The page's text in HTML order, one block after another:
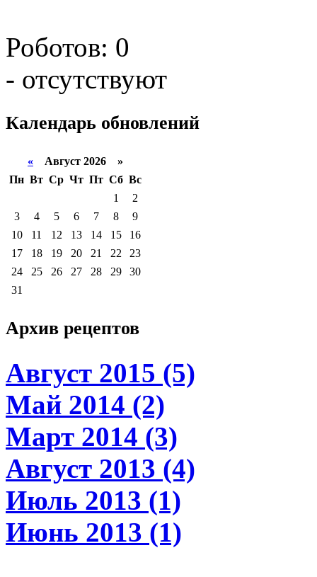
Роботов: 0
- отсутствуют
Календарь обновлений
« Август 2026 »
Пн Вт Ср Чт Пт Сб Вс
1
2
3
4 5 6 7 8
9
10
11 12 13 14 15
16
17
18 19 20 21 22
23
24
25 26 27 28 29
30
31
Архив рецептов
Август 2015 (5)
Май 2014 (2)
Март 2014 (3)
Август 2013 (4)
Июль 2013 (1)
Июнь 2013 (1)